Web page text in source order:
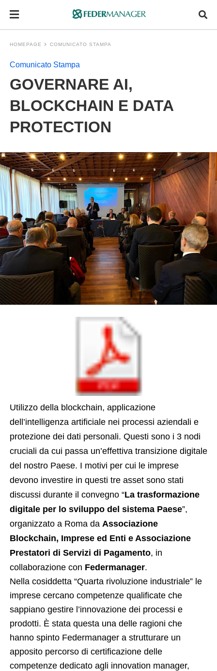
HOMEPAGE COMUNICATO STAMPA
Comunicato Stampa
GOVERNARE AI,
BLOCKCHAIN E DATA
PROTECTION
Utilizzo della blockchain, applicazione
dell’intelligenza artificiale nei processi aziendali e
protezione dei dati personali. Questi sono i 3 nodi
cruciali da cui passa un’effettiva transizione digitale
del nostro Paese. I motivi per cui le imprese
devono investire in questi tre asset sono stati
discussi durante il convegno “La trasformazione
digitale per lo sviluppo del sistema Paese”,
organizzato a Roma da Associazione
Blockchain, Imprese ed Enti e Associazione
Prestatori di Servizi di Pagamento, in
collaborazione con Federmanager.
Nella cosiddetta “Quarta rivoluzione industriale” le
imprese cercano competenze qualificate che
sappiano gestire l’innovazione dei processi e
prodotti. È stata questa una delle ragioni che
hanno spinto Federmanager a strutturare un
apposito percorso di certificazione delle
competenze dedicato agli innovation manager,